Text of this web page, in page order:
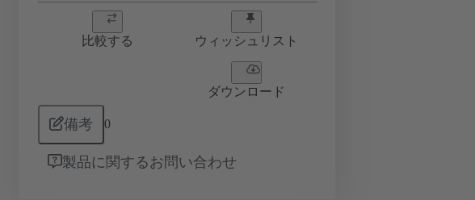
比較する ウィッシュリスト
ダウンロード
備考 0
製品に関するお問い合わせ